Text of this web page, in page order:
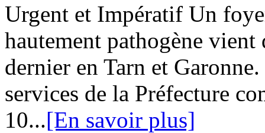
Urgent et Impératif Un
hautement pathogène
dernier en Tarn et
services de la Préfecture
10...[En savoir plus]